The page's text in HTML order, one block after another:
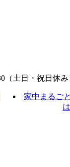
（土日・祝日休み
家中まるご
は